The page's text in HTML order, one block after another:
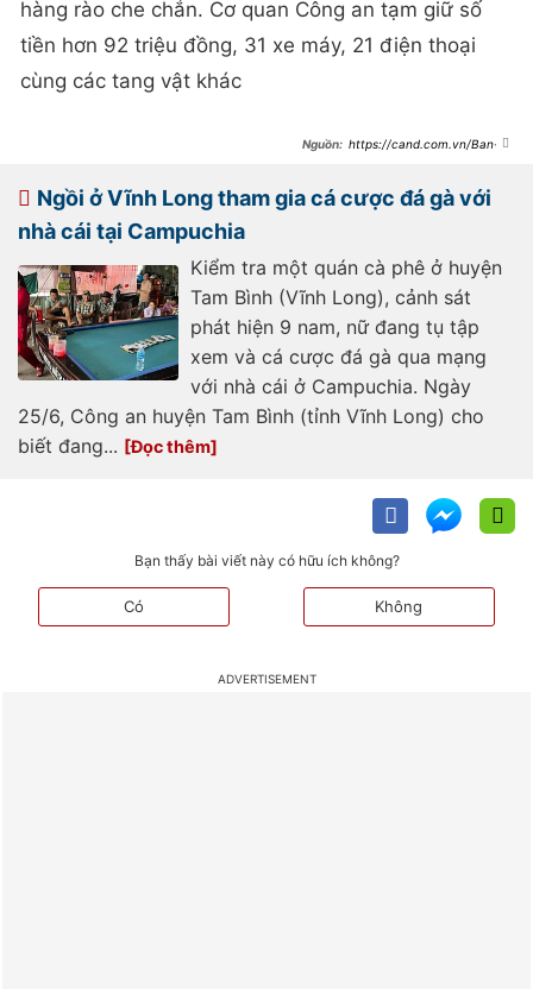
hàng rào che chắn. Cơ quan Công an tạm giữ số
tiền hơn 92 triệu đồng, 31 xe máy, 21 điện thoại
cùng các tang vật khác
https://cand.com.vn/Ban-
Ngồi ở Vĩnh Long tham gia cá cược đá gà với
nhà cái tại Campuchia
Kiểm tra một quán cà phê ở huyện
Tam Bình (Vĩnh Long), cảnh sát
phát hiện 9 nam, nữ đang tụ tập
xem và cá cược đá gà qua mạng
với nhà cái ở Campuchia. Ngày
25/6, Công an huyện Tam Bình (tỉnh Vĩnh Long) cho
biết đang...
Bạn thấy bài viết này có hữu ích không?
Có Không